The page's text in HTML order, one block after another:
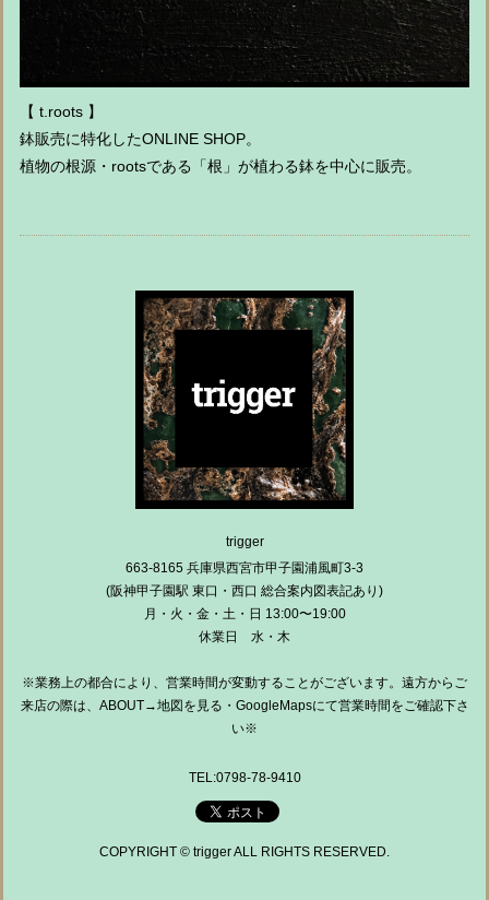
【 t.roots 】
鉢販売に特化したONLINE SHOP。
植物の根源・rootsである「根」が植わる鉢を中心に販売。
trigger
663-8165 兵庫県西宮市甲子園浦風町3-3
(阪神甲子園駅 東口・西口 総合案内図表記あり)
月・火・金・土・日 13:00〜19:00
休業日 水・木
※業務上の都合により、営業時間が変動することがございます。遠方からご
来店の際は、ABOUT→地図を見る・GoogleMapsにて営業時間をご確認下さ
い※
TEL:0798-78-9410
COPYRIGHT © trigger ALL RIGHTS RESERVED.